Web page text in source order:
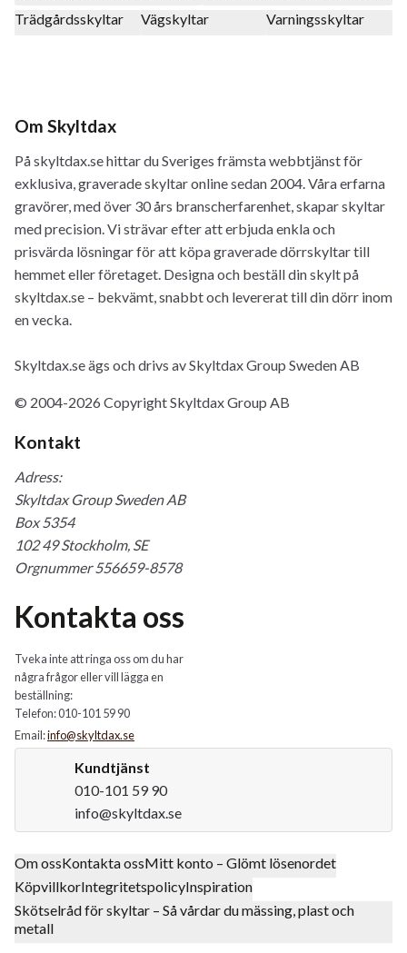
Trädgårdsskyltar
Vägskyltar Varningsskyltar
Om Skyltdax
På skyltdax.se hittar du Sveriges främsta webbtjänst för
exklusiva, graverade skyltar online sedan 2004. Våra erfarna
gravörer, med över 30 års branscherfarenhet, skapar skyltar
med precision. Vi strävar efter att erbjuda enkla och
prisvärda lösningar för att köpa graverade dörrskyltar till
hemmet eller företaget. Designa och beställ din skylt på
skyltdax.se – bekvämt, snabbt och levererat till din dörr inom
en vecka.
Skyltdax.se ägs och drivs av Skyltdax Group Sweden AB
© 2004-2026 Copyright Skyltdax Group AB
Kontakt
Adress:
Skyltdax Group Sweden AB
Box 5354
102 49 Stockholm, SE
Orgnummer 556659-8578
Kontakta oss
Tveka inte att ringa oss om du har
några frågor eller vill lägga en
beställning:
Telefon: 010-101 59 90
Email:info@skyltdax.se
Kundtjänst
010-101 59 90
info@skyltdax.se
Om ossKontakta ossMitt konto – Glömt lösenordet
KöpvillkorIntegritetspolicyInspiration
Skötselråd för skyltar – Så vårdar du mässing, plast och
metall